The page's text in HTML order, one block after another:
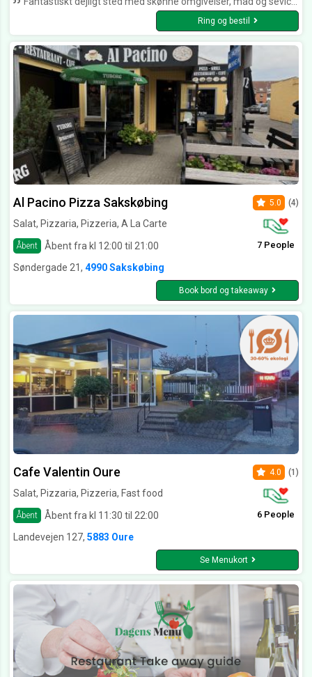
Ring og bestil
Al Pacino Pizza Sakskøbing
Salat, Pizzaria, Pizzeria, A La Carte
Åbent Åbent fra kl 12:00 til 21:00
5.0 (4)
7 People
Søndergade 21, 4990 Sakskøbing
Book bord og takeaway
Cafe Valentin Oure
Salat, Pizzaria, Pizzeria, Fast food
Åbent Åbent fra kl 11:30 til 22:00
4.0 (1)
6 People
Landevejen 127, 5883 Oure
Se Menukort